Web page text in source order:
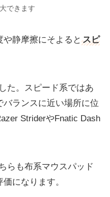
できます
静摩擦にそよると スピ
た。スピード系ではあ
バランスに近い場所に位
StriderやFnatic Dash
らも布系マウスパッド
になります。